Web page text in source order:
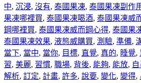
中, 沉浸, 沒有, 泰國果凍, 泰國果凍副作
果凍哪裡買, 泰國果凍喝酒, 泰國果凍威
鋼哪裡買, 泰國果凍威而鋼心得, 泰國果
泰國果凍效果, 液態威購買, 測驗, 準備,
當下, 當中, 當你, 目標, 直覺, 真的, 睡覺,
習, 美麗, 習慣, 職場, 背後, 能夠, 能放,
解析, 訂定, 計畫, 許多, 說要, 變化, 變得,